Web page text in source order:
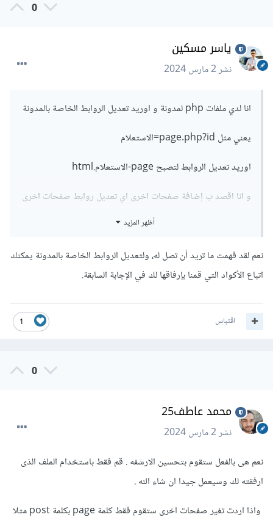
0
ياسر مسكين
نشر2 مارس 2024
انا لدي ملفات php لمدونة و اوريد تعديل الروابط الخاصة بالمدونة
يعني مثل page.php?id=الاستعلام
اوريد تعديل الروابط لتصبح page-الاستعلام.html
و انا اقصد ب إضافة صفحات اخرى اي تعديل روابط صفحات اخرى
و سبب تعديل الروابط لتحسين الارشفة
أظهر المزيد
نعم لقد فهمت ما تريد أن تصل له، ولتعديل الروابط الخاصة بالمدونة يمكنك
اتباع الأكواد التي قمنا بإرفاقها لك في الإجابة السابقة.
1 اقتباس
0
محمد عاطف25
نشر2 مارس 2024
نعم هى بالفعل ستقوم بتحسين الارشفه . قم فقط باستخدام الملف الذى
ارفقته لك وسيعمل جيدا ان شاء الله .
واذا اردت تغير صفحات اخرى ستقوم فقط كلمة page بكلمة post مثلا